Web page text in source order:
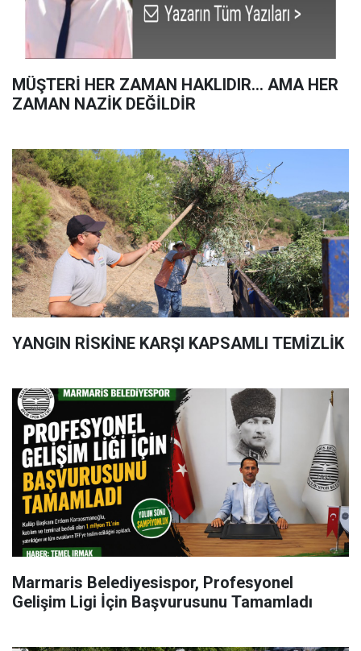
MÜŞTERİ HER ZAMAN HAKLIDIR… AMA HER
ZAMAN NAZİK DEĞİLDİR
YANGIN RİSKİNE KARŞI KAPSAMLI TEMİZLİK
Marmaris Belediyesispor, Profesyonel
Gelişim Ligi İçin Başvurusunu Tamamladı